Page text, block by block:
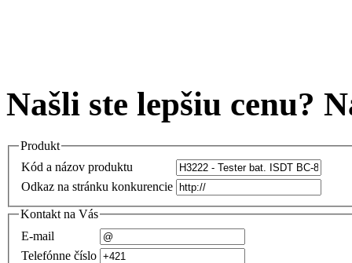
Našli ste lepšiu cenu?
Produkt
Kód a názov produktu
Odkaz na stránku konkurencie
Kontakt na Vás
E-mail
Telefónne číslo